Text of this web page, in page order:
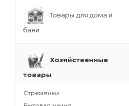
Товары для дома и
бани
Хозяйственные
товары
Стремянки